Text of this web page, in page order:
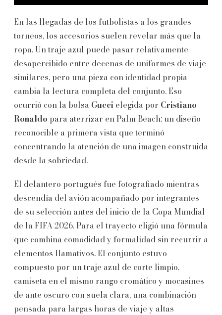
En las llegadas de los futbolistas a los grandes
torneos, los accesorios suelen revelar más que la
ropa. Un traje azul puede pasar relativamente
desapercibido entre decenas de uniformes de viaje
similares, pero una pieza con identidad propia
cambia la lectura completa del conjunto. Eso
ocurrió con la bolsa Gucci elegida por Cristiano
Ronaldo para aterrizar en Palm Beach: un diseño
reconocible a primera vista que terminó
concentrando la atención de una imagen construida
desde la sobriedad.
El delantero portugués fue fotografiado mientras
descendía del avión acompañado por integrantes
de su selección antes del inicio de la Copa Mundial
de la FIFA 2026. Para el trayecto eligió una fórmula
que combina comodidad y formalidad sin recurrir a
elementos llamativos. El conjunto estuvo
compuesto por un traje azul de corte limpio,
camiseta en el mismo rango cromático y mocasines
de ante oscuro con suela clara, una combinación
pensada para largas horas de viaje y altas